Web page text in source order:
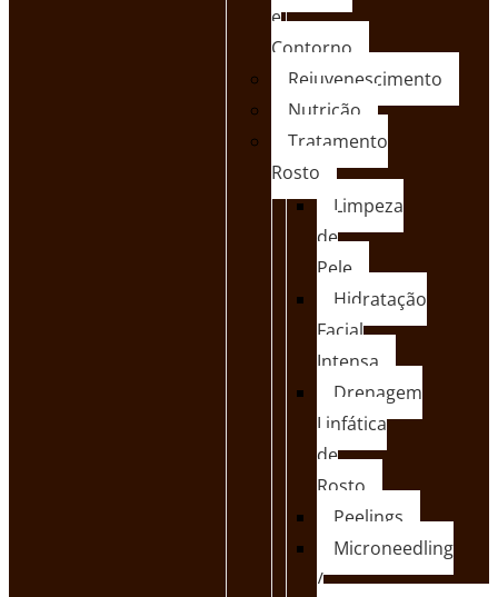
e
Contorno
Rejuvenescimento
Nutrição
Tratamento
Rosto
Limpeza
de
Pele
Hidratação
Facial
Intensa
Drenagem
Linfática
de
Rosto
Peelings
Microneedling
/